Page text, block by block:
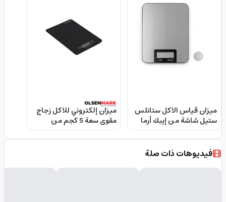
ميزان قياس الاكل ستانلس
ستيل شاشة من إيبك أرما
LCD Epicarma Digital
Kitchen Scale
ميزان إلكتروني للاكل زجاج
مقوى سعة 5 كجم من
أولسنمارك Olsenmark
Omks7054 Electric Digital
فيديوهات ذات صلة